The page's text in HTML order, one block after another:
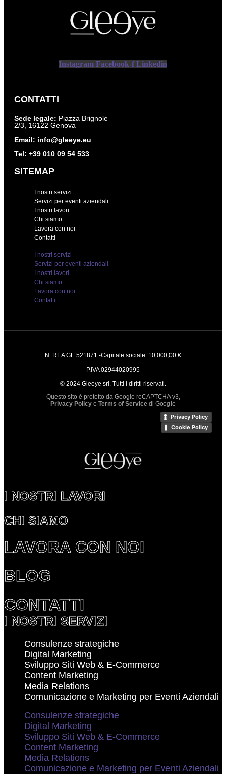
Instagram Facebook-f Linkedin
CONTATTI
Sede legale: Piazza Brignole
2/3, 16122 Genova
Email: info@gleeye.eu
Tel: +39 010 09 54 533
SITEMAP
I nostri servizi
Servizi per eventi aziendali
I nostri lavori
Chi siamo
Lavora con noi
Contatti
I nostri servizi
Servizi per eventi aziendali
I nostri lavori
Chi siamo
Lavora con noi
Contatti
N. REA GE 521871 -Capitale sociale: 10.000,00 €
P.IVA 02944020995
© 2024 Gleeye srl. Tutti i diritti riservati.
Questo sito è protetto da Google reCAPTCHA v3,
Privacy Policy e Terms of Service di Google
Privacy Policy
Cookie Policy
I NOSTRI LAVORI
CHI SIAMO
LAVORA CON NOI
BLOG
CONTATTI
I NOSTRI SERVIZI
Consulenze strategiche
Digital Marketing
Sviluppo Siti Web & E-Commerce
Content Marketing
Media Relations
Comunicazione e Marketing per Eventi Aziendali
Consulenze strategiche
Digital Marketing
Sviluppo Siti Web & E-Commerce
Content Marketing
Media Relations
Comunicazione e Marketing per Eventi Aziendali